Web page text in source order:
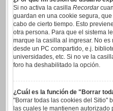
Si no activa la casilla Recordar
guardan en una cookie segura,
cabo de cierto tiempo. Esto
otra persona. Para que el sistema
marque la casilla al ingresar. No
desde un PC compartido, e.j.
universidades, etc. Si no ve la
foro ha deshabilitado la opción.
¿Cuál es la función de "Borrar
"Borrar todas las cookies del Sitio"
las cuales le mantienen